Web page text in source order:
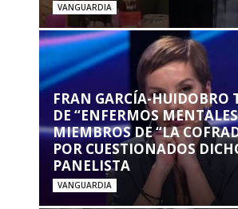
VANGUARDIA
FRAN GARCÍA-HUIDOBRO
DE “ENFERMOS
MIEMBROS DE “LA
POR CUESTIONADOS
PANELISTA
VANGUARDIA